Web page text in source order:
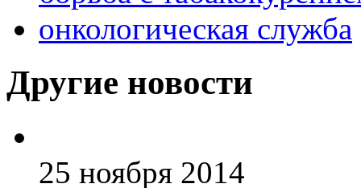
онкологическая служба
Другие новости
25 ноября 2014